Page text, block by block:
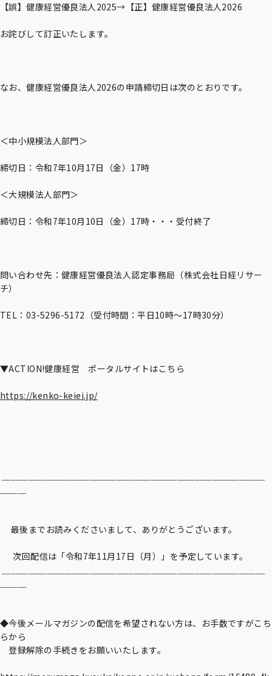
【誤】健康経営優良法人2025→【正】健康経営優良法人2026
お詫びして訂正いたします。
なお、健康経営優良法人2026の申請締切日は次のとおりです。
＜中小規模法人部門＞
締切日：令和7年10月17日（金）17時
＜大規模法人部門＞
締切日：令和7年10月10日（金）17時・・・受付終了
問い合わせ先：健康経営優良法人認定事務局（株式会社日経リサー
チ）
TEL：03-5296-5172（受付時間：平日10時〜17時30分）
▼ACTION!健康経営　ポータルサイトはこちら
https://kenko-keiei.jp/
◆今後メールマガジンの配信を希望されない方は、お手数ですがこち
らから
登録解除の手続きをお願いいたします。